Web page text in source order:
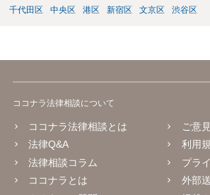
千代田区
中央区 港区 新宿区 文京区 渋谷区
ココナラ法律相談について
ココナラ法律相談とは
法律Q&A
法律相談コラム
ココナラとは
ご意
利用
プラ
外部